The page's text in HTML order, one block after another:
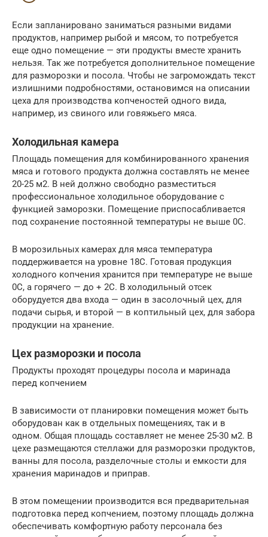
Если запланировано заниматься разными видами
продуктов, например рыбой и мясом, то потребуется
еще одно помещение — эти продукты вместе хранить
нельзя. Так же потребуется дополнительное помещение
для разморозки и посола. Чтобы не загромождать текст
излишними подробностями, остановимся на описании
цеха для производства копченостей одного вида,
например, из свиного или говяжьего мяса.
Холодильная камера
Площадь помещения для комбинированного хранения
мяса и готового продукта должна составлять не менее
20-25 м2. В ней должно свободно разместиться
профессиональное холодильное оборудование с
функцией заморозки. Помещение приспосабливается
под сохранение постоянной температуры не выше 0С.
В морозильных камерах для мяса температура
поддерживается на уровне 18С. Готовая продукция
холодного копчения хранится при температуре не выше
0С, а горячего — до + 2С. В холодильный отсек
оборудуется два входа — один в засолочный цех, для
подачи сырья, и второй — в коптильный цех, для забора
продукции на хранение.
Цех разморозки и посола
Продукты проходят процедуры посола и маринада
перед копчением
В зависимости от планировки помещения может быть
оборудован как в отдельных помещениях, так и в
одном. Общая площадь составляет не менее 25-30 м2. В
цехе размещаются стеллажи для разморозки продуктов,
ванны для посола, разделочные столы и емкости для
хранения маринадов и приправ.
В этом помещении производится вся предварительная
подготовка перед копчением, поэтому площадь должна
обеспечивать комфортную работу персонала без